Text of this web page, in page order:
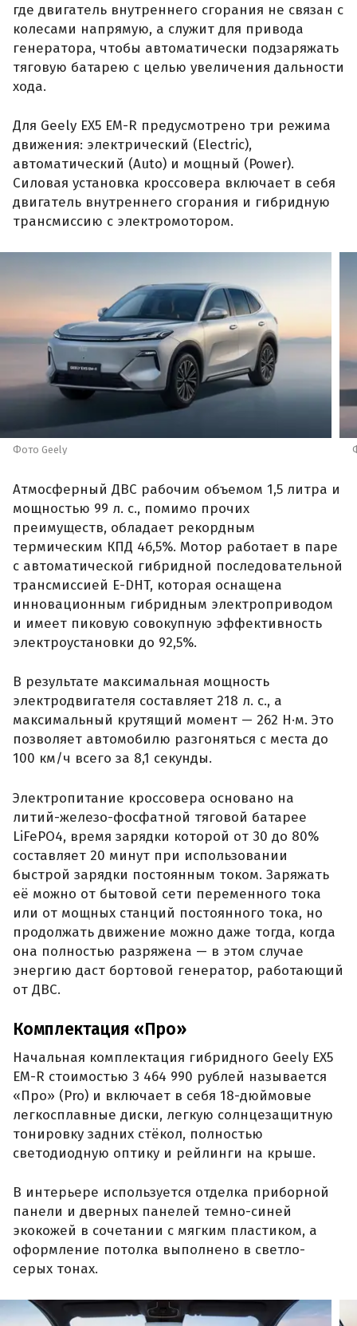
где двигатель внутреннего сгорания не связан с
колесами напрямую, а служит для привода
генератора, чтобы автоматически подзаряжать
тяговую батарею с целью увеличения дальности
хода.
Для Geely EX5 EM-R предусмотрено три режима
движения: электрический (Electric),
автоматический (Auto) и мощный (Power).
Силовая установка кроссовера включает в себя
двигатель внутреннего сгорания и гибридную
трансмиссию с электромотором.
Фото Geely
Атмосферный ДВС рабочим объемом 1,5 литра и
мощностью 99 л. с., помимо прочих
преимуществ, обладает рекордным
термическим КПД 46,5%. Мотор работает в паре
с автоматической гибридной последовательной
трансмиссией E-DHT, которая оснащена
инновационным гибридным электроприводом
и имеет пиковую совокупную эффективность
электроустановки до 92,5%.
В результате максимальная мощность
электродвигателя составляет 218 л. с., а
максимальный крутящий момент — 262 Н·м. Это
позволяет автомобилю разгоняться с места до
100 км/ч всего за 8,1 секунды.
Электропитание кроссовера основано на
литий-железо-фосфатной тяговой батарее
LiFePO4, время зарядки которой от 30 до 80%
составляет 20 минут при использовании
быстрой зарядки постоянным током. Заряжать
её можно от бытовой сети переменного тока
или от мощных станций постоянного тока, но
продолжать движение можно даже тогда, когда
она полностью разряжена — в этом случае
энергию даст бортовой генератор, работающий
от ДВС.
Комплектация «Про»
Начальная комплектация гибридного Geely EX5
EM-R стоимостью 3 464 990 рублей называется
«Про» (Pro) и включает в себя 18-дюймовые
легкосплавные диски, легкую солнцезащитную
тонировку задних стёкол, полностью
светодиодную оптику и рейлинги на крыше.
В интерьере используется отделка приборной
панели и дверных панелей темно-синей
экокожей в сочетании с мягким пластиком, а
оформление потолка выполнено в светло-
серых тонах.